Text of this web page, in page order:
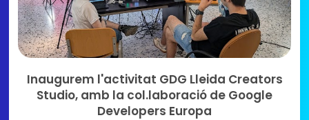
Inaugurem l'activitat GDG Lleida Creators
Studio, amb la col.laboració de Google
Developers Europa